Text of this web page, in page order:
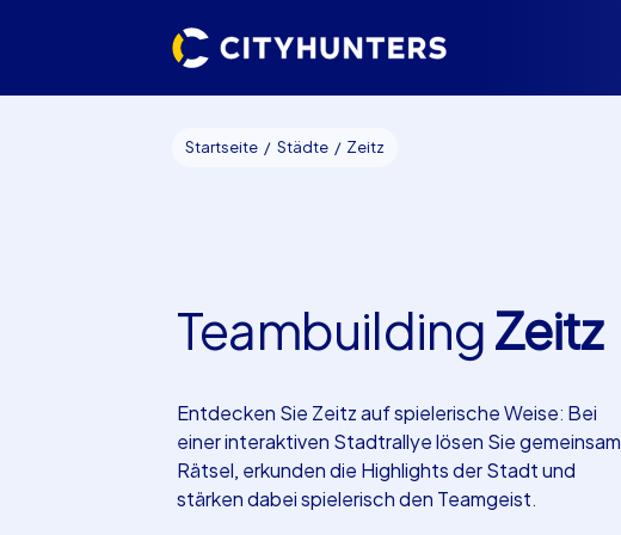
Startseite Städte Zeitz
TeambuildingZeitz
Entdecken Sie Zeitz auf spielerische Weise: Bei
einer interaktiven Stadtrallye lösen Sie gemeinsam
Rätsel, erkunden die Highlights der Stadt und
stärken dabei spielerisch den Teamgeist.